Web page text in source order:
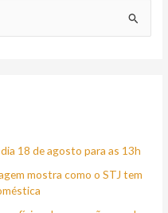
18 de agosto para as 13h
mostra como o STJ tem